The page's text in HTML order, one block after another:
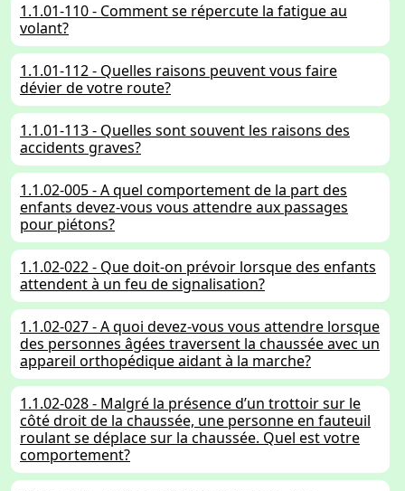
1.1.01-110 - Comment se répercute la fatigue au
volant?
1.1.01-112 - Quelles raisons peuvent vous faire
dévier de votre route?
1.1.01-113 - Quelles sont souvent les raisons des
accidents graves?
1.1.02-005 - A quel comportement de la part des
enfants devez-vous vous attendre aux passages
pour piétons?
1.1.02-022 - Que doit-on prévoir lorsque des enfants
attendent à un feu de signalisation?
1.1.02-027 - A quoi devez-vous vous attendre lorsque
des personnes âgées traversent la chaussée avec un
appareil orthopédique aidant à la marche?
1.1.02-028 - Malgré la présence d’un trottoir sur le
côté droit de la chaussée, une personne en fauteuil
roulant se déplace sur la chaussée. Quel est votre
comportement?